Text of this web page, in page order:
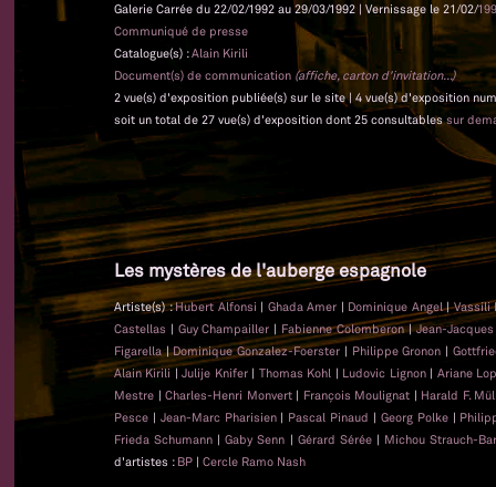
Galerie Carrée du 22/02/1992 au 29/03/1992 | Vernissage le 21/02/
Communiqué de presse
Catalogue(s) :Alain Kirili
Document(s) de communication (affiche, carton d'invitation...)
2 vue(s) d'exposition publiée(s) sur le site | 4 vue(s) d'exposition
soit un total de 27 vue(s) d'exposition dont 25 consultablessur
Les mystères de l'auberge espagnole
Artiste(s) :Hubert Alfonsi | Ghada Amer | Dominique Angel|Vassili
Castellas | Guy Champailler | Fabienne Colomberon|Jean-
Figarella|Dominique Gonzalez-Foerster | Philippe Gronon |
Alain Kirili |Julije Knifer | Thomas Kohl | Ludovic Lignon | Ariane
Mestre | Charles-Henri Monvert | François Moulignat | Harald F.
Pesce | Jean-Marc Pharisien | Pascal Pinaud | Georg Polke |
Frieda Schumann |Gaby Senn | Gérard Sérée | Michou Strauch-
d'artistes : BP | Cercle Ramo Nash